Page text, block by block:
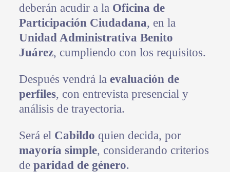
deberán acudir a la Oficina de
Participación Ciudadana, en la
Unidad Administrativa Benito
Juárez, cumpliendo con los requisitos.
Después vendrá la evaluación de
perfiles, con entrevista presencial y
análisis de trayectoria.
Será el Cabildo quien decida, por
mayoría simple, considerando criterios
de paridad de género.